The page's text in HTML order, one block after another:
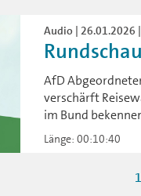
Audio | 26.01.2026
AfD
verschärft
im Bund
Länge: 00:10:40